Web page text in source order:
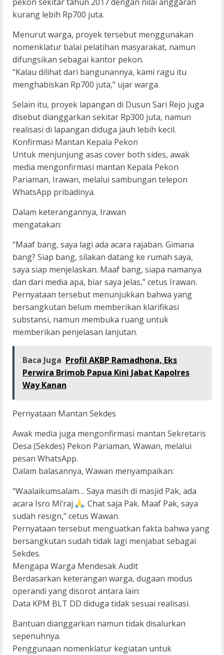
kurang lebih Rp700 juta.
Menurut warga, proyek tersebut menggunakan
nomenklatur balai pelatihan masyarakat, namun
difungsikan sebagai kantor pekon.
“Kalau dilihat dari bangunannya, kami ragu itu
menghabiskan Rp700 juta,” ujar warga.
Selain itu, proyek lapangan di Dusun Sari Rejo juga
disebut dianggarkan sekitar Rp300 juta, namun
realisasi di lapangan diduga jauh lebih kecil.
Konfirmasi Mantan Kepala Pekon
Untuk menjunjung asas cover both sides, awak
media mengonfirmasi mantan Kepala Pekon
Pariaman, Irawan, melalui sambungan telepon
WhatsApp pribadinya.
Dalam keterangannya, Irawan
mengatakan:
“Maaf bang, saya lagi ada acara rajaban. Gimana
bang? Siap bang, silakan datang ke rumah saya,
saya siap menjelaskan. Maaf bang, siapa namanya
dan dari media apa, biar saya jelas,” cetus Irawan.
Pernyataan tersebut menunjukkan bahwa yang
bersangkutan belum memberikan klarifikasi
substansi, namun membuka ruang untuk
memberikan penjelasan lanjutan.
Baca Juga Profil AKBP Ramadhona, Eks
Perwira Brimob Papua Kini Jabat Kapolres
Way Kanan
Pernyataan Mantan Sekdes
Awak media juga mengonfirmasi mantan Sekretaris
Desa (Sekdes) Pekon Pariaman, Wawan, melalui
pesan WhatsApp.
Dalam balasannya, Wawan menyampaikan:
“Waalaikumsalam… Saya masih di masjid Pak, ada
acara Isro Mi’raj
. Chat saja Pak. Maaf Pak, saya
sudah resign,” cetus Wawan.
Pernyataan tersebut menguatkan fakta bahwa yang
bersangkutan sudah tidak lagi menjabat sebagai
Sekdes.
Mengapa Warga Mendesak Audit
Berdasarkan keterangan warga, dugaan modus
operandi yang disorot antara lain:
Data KPM BLT DD diduga tidak sesuai realisasi.
Bantuan dianggarkan namun tidak disalurkan
sepenuhnya.
Penggunaan nomenklatur kegiatan untuk